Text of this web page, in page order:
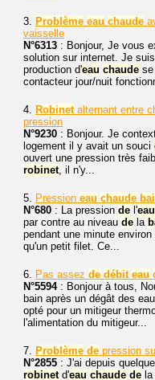
3. Problème eau chaude
vaisselle
N°6313 : Bonjour, Je vous
solution sur internet. Je
production d'eau chaude
contacteur jour/nuit
4. Robinet alternant entre
pression
N°9230 : Bonjour. Je
logement il y avait un souci
ouvert une pression très
robinet , il n'y...
5. Pression eau chaude
N°680 : La pression de l'eau
par contre au niveau de la
pendant une minute environ
qu'un petit filet. Ce...
6. Pas assez de débit eau
N°5594: Bonjour à tous,
bain après un dégât des
opté pour un mitigeur
l'alimentation du mitigeur...
7. Problème de pression
N°2855 : J'ai depuis
robinet d'eau chaude de